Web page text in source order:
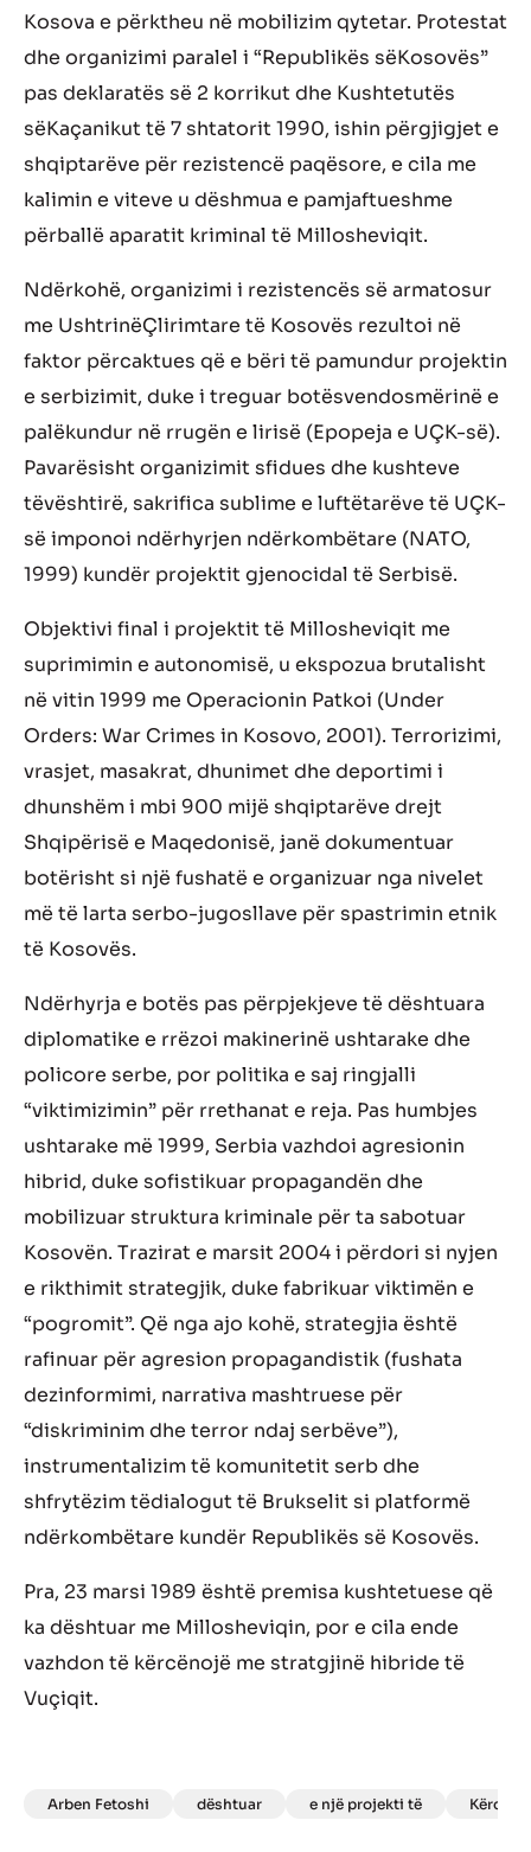
Kosova e përktheu në mobilizim qytetar. Protestat
dhe organizimi paralel i “Republikës sëKosovës”
pas deklaratës së 2 korrikut dhe Kushtetutës
sëKaçanikut të 7 shtatorit 1990, ishin përgjigjet e
shqiptarëve për rezistencë paqësore, e cila me
kalimin e viteve u dëshmua e pamjaftueshme
përballë aparatit kriminal të Millosheviqit.
Ndërkohë, organizimi i rezistencës së armatosur
me UshtrinëÇlirimtare të Kosovës rezultoi në
faktor përcaktues që e bëri të pamundur projektin
e serbizimit, duke i treguar botësvendosmërinë e
palëkundur në rrugën e lirisë (Epopeja e UÇK-së).
Pavarësishtorganizimit sfidues dhe kushteve
tëvështirë, sakrifica sublime e luftëtarëve të UÇK-
së imponoi ndërhyrjen ndërkombëtare (NATO,
1999) kundër projektit gjenocidal të Serbisë.
Objektivi final i projektit të Millosheviqit me
suprimimin e autonomisë, u ekspozua brutalisht
në vitin 1999 me Operacionin Patkoi (Under
Orders: War Crimes in Kosovo, 2001). Terrorizimi,
vrasjet, masakrat, dhunimet dhe deportimi i
dhunshëm i mbi 900 mijë shqiptarëve drejt
Shqipërisë e Maqedonisë, janë dokumentuar
botërisht si një fushatë e organizuar nga nivelet
më të larta serbo-jugosllave për spastrimin etnik
të Kosovës.
Ndërhyrja e botës pas përpjekjeve të dështuara
diplomatike e rrëzoi makinerinë ushtarake dhe
policore serbe, por politika e saj ringjalli
“viktimizimin” për rrethanat e reja. Pas humbjes
ushtarake më 1999, Serbia vazhdoi agresionin
hibrid, duke sofistikuar propagandën dhe
mobilizuar struktura kriminale për ta sabotuar
Kosovën. Trazirat e marsit 2004 i përdori si nyjen
e rikthimit strategjik, duke fabrikuar viktimën e
“pogromit”. Që nga ajo kohë, strategjia është
rafinuar përagresion propagandistik (fushata
dezinformimi, narrativa mashtruese për
“diskriminim dhe terror ndaj serbëve”),
instrumentalizimtë komunitetit serb dhe
shfrytëzimtëdialogut të Brukselit si platformë
ndërkombëtare kundër Republikës së Kosovës.
Pra, 23 marsi 1989 është premisa kushtetuese që
ka dështuar me Millosheviqin, por e cila ende
vazhdon të kërcënojë me stratgjinë hibride të
Vuçiqit.
Arben Fetoshi dështuar e një projekti të